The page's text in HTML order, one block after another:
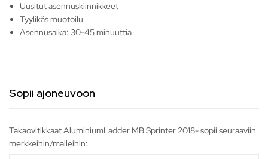
Uusitut asennuskiinnikkeet
Tyylikäs muotoilu
Asennusaika: 30-45 minuuttia
Sopii ajoneuvoon
Takaovitikkaat AluminiumLadder MB Sprinter 2018- sopii seuraaviin
merkkeihin/malleihin: